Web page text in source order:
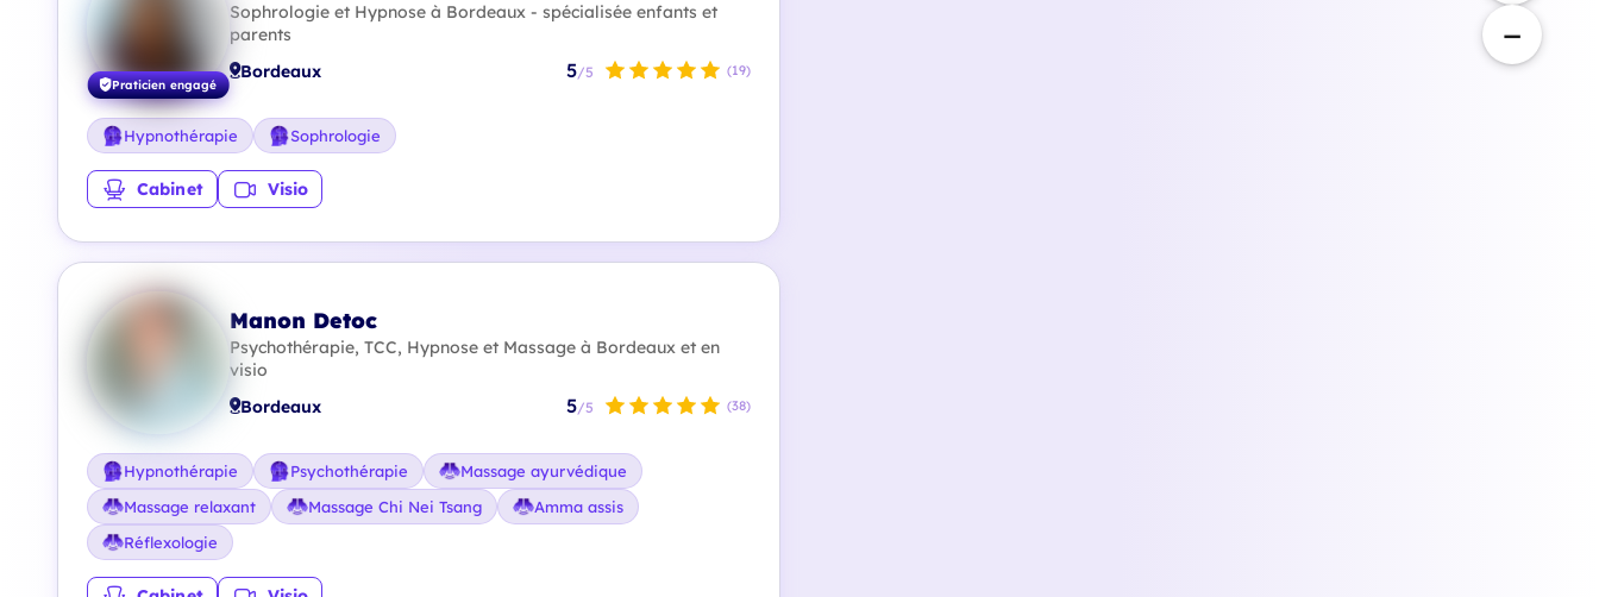
Praticien engagé
Sophrologie et Hypnose à Bordeaux - spécialisée enfants et
parents
Bordeaux 5/5 (19)
Hypnothérapie Sophrologie
Cabinet Visio
Manon Detoc
Psychothérapie, TCC, Hypnose et Massage à Bordeaux et en
visio
Bordeaux 5/5 (38)
Hypnothérapie Psychothérapie
Massage ayurvédique
Massage relaxant
Massage Chi Nei Tsang
Amma assis
Réflexologie
−